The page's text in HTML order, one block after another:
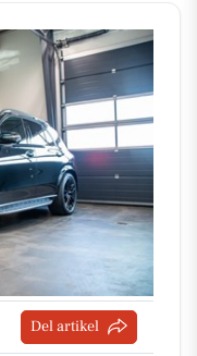
Del artikel